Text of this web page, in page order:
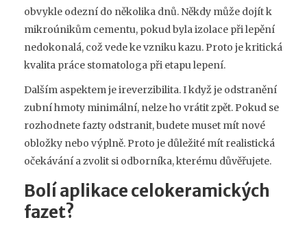
obvykle odezní do několika dnů. Někdy může dojít k
mikroúnikům cementu, pokud byla izolace při lepění
nedokonalá, což vede ke vzniku kazu. Proto je kritická
kvalita práce stomatologa při etapu lepení.
Dalším aspektem je ireverzibilita. I když je odstranění
zubní hmoty minimální, nelze ho vrátit zpět. Pokud se
rozhodnete fazty odstranit, budete muset mít nové
obložky nebo výplně. Proto je důležité mít realistická
očekávání a zvolit si odborníka, kterému důvěřujete.
Bolí aplikace celokeramických
fazet?